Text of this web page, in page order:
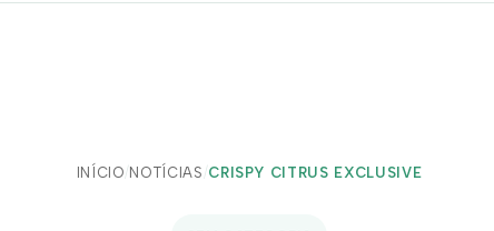
INÍCIO/ NOTÍCIAS /CRISPY CITRUS EXCLUSIVE